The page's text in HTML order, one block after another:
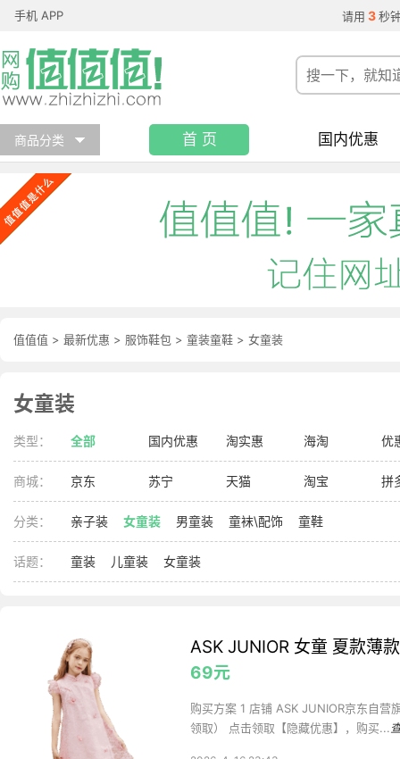
手机 APP 请用 3 秒
商品分类 首 页 国内优惠
值值值 > 最新优惠 > 服饰鞋包 > 童装童鞋 > 女童装
女童装
类型： 全部 国内优惠 淘实惠 海淘 优
商城： 京东 苏宁 天猫 淘宝 拼
分类： 亲子装 女童装 男童装 童袜\配饰 童鞋
话题： 童装 儿童装 女童装
ASK JUNIOR 女童 夏款薄
69元
购买方案 1 店铺 ASK JUNIOR京东自
领取） 点击领取【隐藏优惠】，购买...